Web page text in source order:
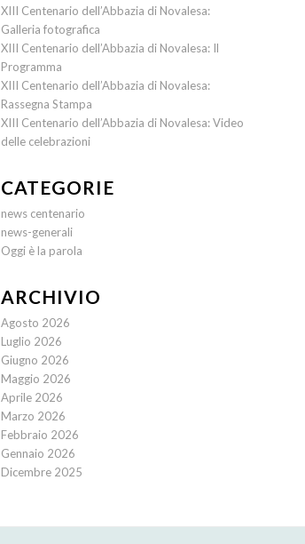
XIII Centenario dell’Abbazia di Novalesa:
Galleria fotografica
XIII Centenario dell’Abbazia di Novalesa: Il
Programma
XIII Centenario dell’Abbazia di Novalesa:
Rassegna Stampa
XIII Centenario dell’Abbazia di Novalesa: Video
delle celebrazioni
CATEGORIE
news centenario
news-generali
Oggi è la parola
ARCHIVIO
Agosto 2026
Luglio 2026
Giugno 2026
Maggio 2026
Aprile 2026
Marzo 2026
Febbraio 2026
Gennaio 2026
Dicembre 2025